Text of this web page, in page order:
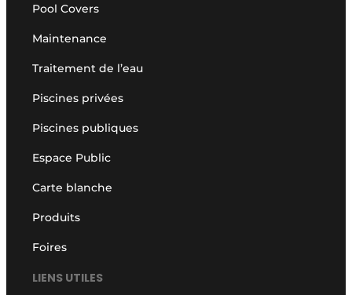
Pool Covers
Maintenance
Traitement de l’eau
Piscines privées
Piscines publiques
Espace Public
Carte blanche
Produits
Foires
LIENS UTILES